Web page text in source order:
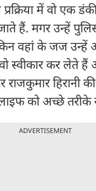
में वो एक
हैं. मगर उन्हें
वहां के जज उन्हें
स्वीकार कर लेते
राजकुमार हिरानी
को अच्छे तरीके
ADVERTISEMENT